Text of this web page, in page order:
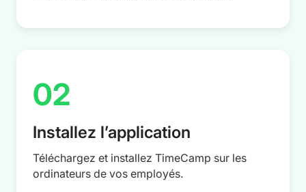
02
Installez l’application
Téléchargez et installez TimeCamp sur les
ordinateurs de vos employés.